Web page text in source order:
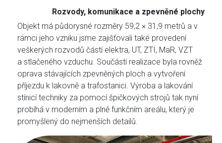
Rozvody, komunikace a zpevněné plochy
Objekt má půdorysné rozměry 59,2 × 31,9 metrů a v
rámci jeho vzniku jsme zajišťovali také provedení
veškerých rozvodů částí elektra, UT, ZTI, MaR, VZT
a stlačeného vzduchu. Součástí realizace byla rovněž
oprava stávajících zpevněných ploch a vytvoření
příjezdu k lakovně a trafostanici. Výroba a lakování
stínicí techniky za pomocí špičkových strojů tak nyní
probíhá v moderním a plně funkčním areálu, který je
promyšlený do nejmenších detailů.